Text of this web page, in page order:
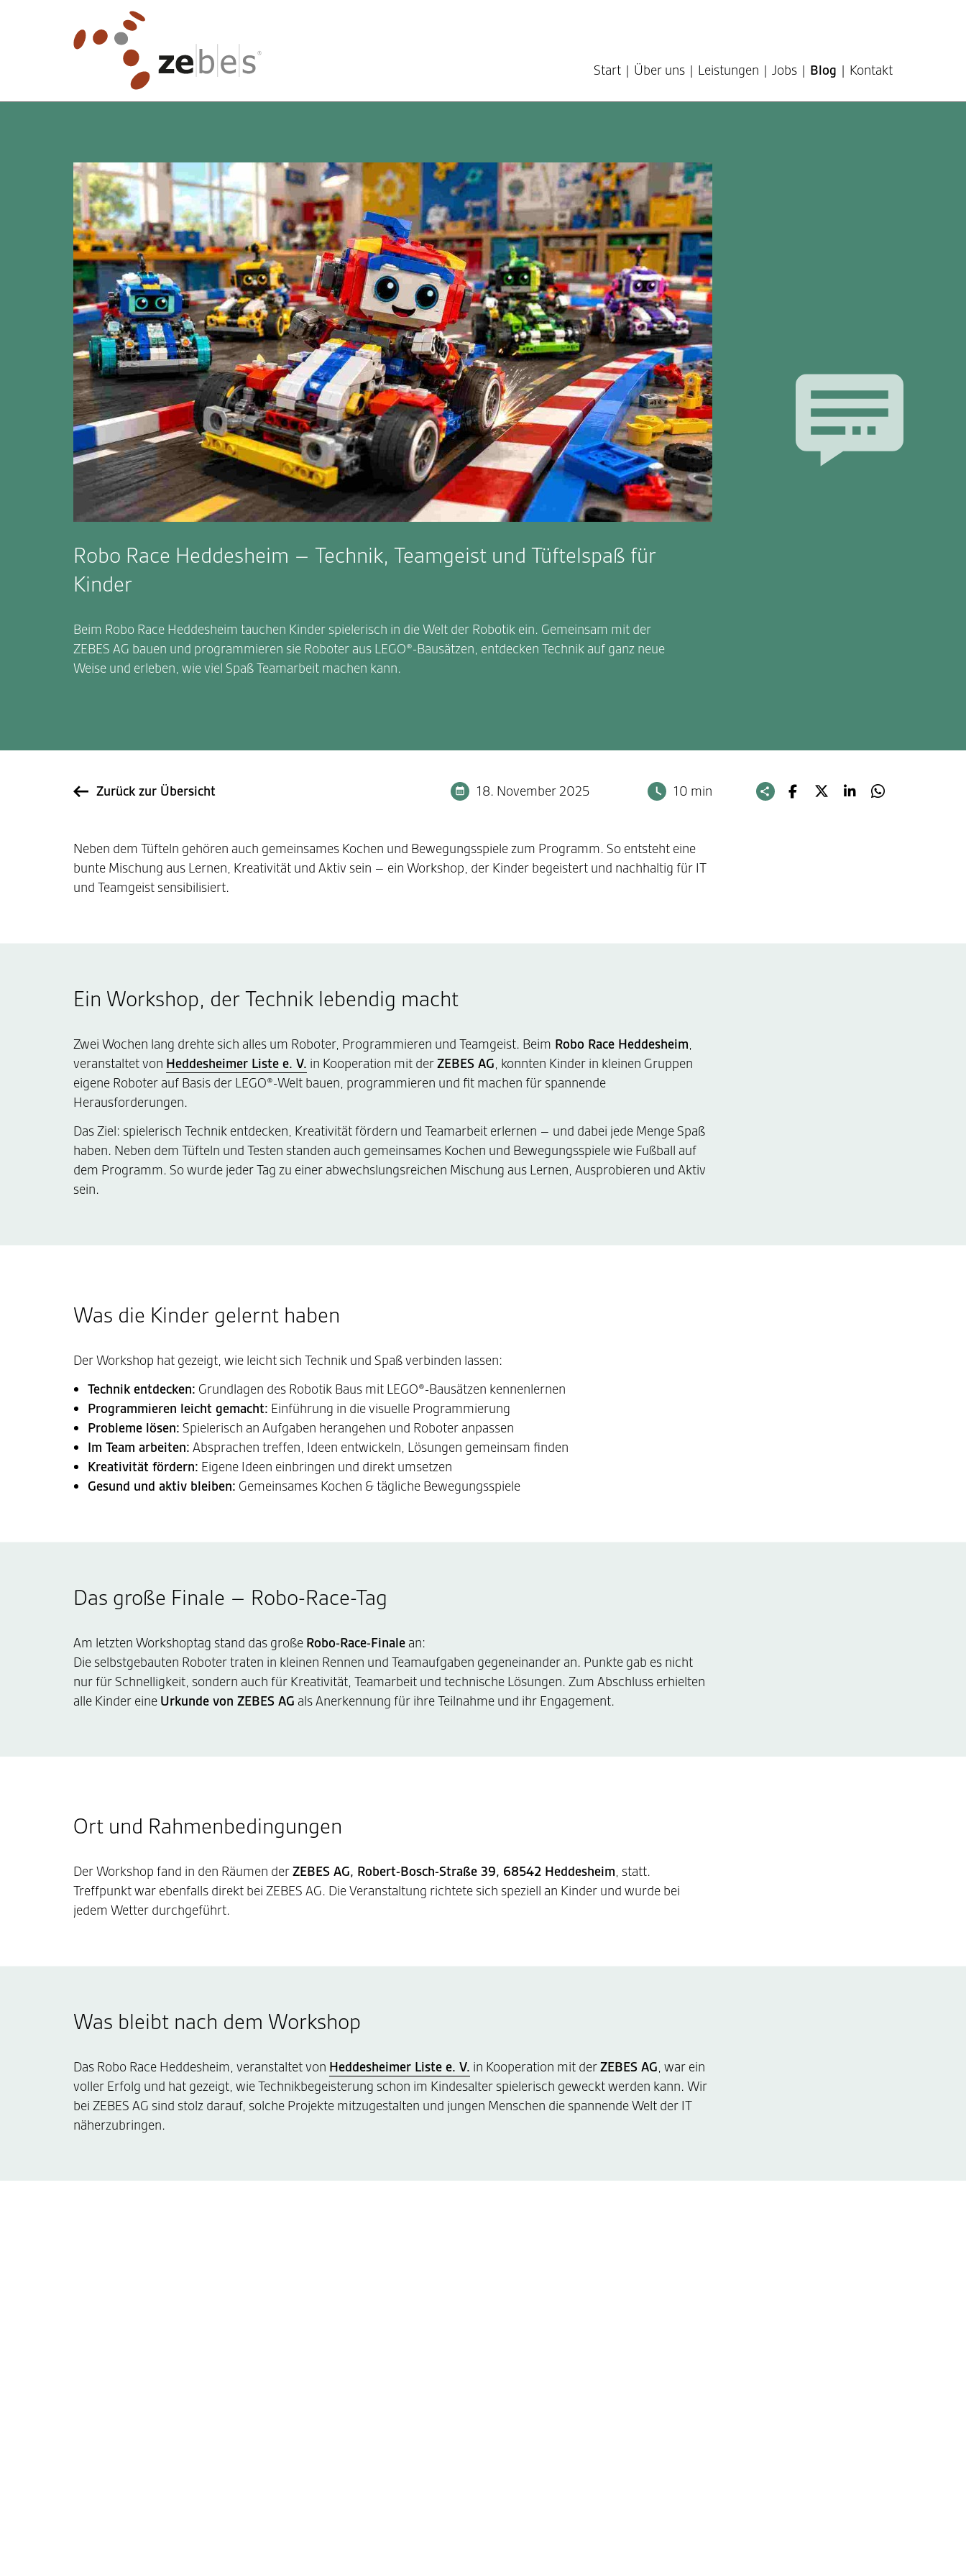
Start Über uns Leistungen Jobs Blog Kontakt
Robo Race Heddesheim – Technik, Teamgeist und Tüftelspaß für
Kinder
Beim Robo Race Heddesheim tauchen Kinder spielerisch in die Welt der Robotik ein. Gemeinsam mit der
ZEBES AG bauen und programmieren sie Roboter aus LEGO®-Bausätzen, entdecken Technik auf ganz neue
Weise und erleben, wie viel Spaß Teamarbeit machen kann.
Zurück zur Übersicht 18. November 2025 10 min
Neben dem Tüfteln gehören auch gemeinsames Kochen und Bewegungsspiele zum Programm. So entsteht eine
bunte Mischung aus Lernen, Kreativität und Aktiv sein – ein Workshop, der Kinder begeistert und nachhaltig für IT
und Teamgeist sensibilisiert.
Ein Workshop, der Technik lebendig macht
Zwei Wochen lang drehte sich alles um Roboter, Programmieren und Teamgeist. Beim Robo Race Heddesheim,
veranstaltet von Heddesheimer Liste e. V. in Kooperation mit derZEBES AG, konnten Kinder in kleinen Gruppen
eigene Roboter auf Basis der LEGO®-Welt bauen, programmieren und fit machen für spannende
Herausforderungen.
Das Ziel: spielerisch Technik entdecken, Kreativität fördern und Teamarbeit erlernen – und dabei jede Menge Spaß
haben. Neben dem Tüfteln und Testen standen auch gemeinsames Kochen und Bewegungsspiele wie Fußball auf
dem Programm. So wurde jeder Tag zu einer abwechslungsreichen Mischung aus Lernen, Ausprobieren und Aktiv
sein.
Was die Kinder gelernt haben
Der Workshop hat gezeigt, wie leicht sich Technik und Spaß verbinden lassen:
Technik entdecken: Grundlagen des Robotik Baus mit LEGO®-Bausätzen kennenlernen
Programmieren leicht gemacht: Einführung in die visuelle Programmierung
Probleme lösen: Spielerisch an Aufgaben herangehen und Roboter anpassen
Im Team arbeiten: Absprachen treffen, Ideen entwickeln, Lösungen gemeinsam finden
Kreativität fördern: Eigene Ideen einbringen und direkt umsetzen
Gesund und aktiv bleiben: Gemeinsames Kochen & tägliche Bewegungsspiele
Das große Finale – Robo-Race-Tag
Am letzten Workshoptag stand das große Robo-Race-Finalean:
Die selbstgebauten Roboter traten in kleinen Rennen und Teamaufgaben gegeneinander an. Punkte gab es nicht
nur für Schnelligkeit, sondern auch für Kreativität, Teamarbeit und technische Lösungen. Zum Abschluss erhielten
alle Kinder eine Urkunde von ZEBES AG als Anerkennung für ihre Teilnahme und ihr Engagement.
Ort und Rahmenbedingungen
Der Workshop fand in den Räumen derZEBES AG, Robert-Bosch-Straße 39, 68542 Heddesheim, statt.
Treffpunkt war ebenfalls direkt bei ZEBES AG. Die Veranstaltung richtete sich speziell an Kinder und wurde bei
jedem Wetter durchgeführt.
Was bleibt nach dem Workshop
Das Robo Race Heddesheim, veranstaltet von Heddesheimer Liste e. V. in Kooperation mit derZEBES AG, war ein
voller Erfolg und hat gezeigt, wie Technikbegeisterung schon im Kindesalter spielerisch geweckt werden kann. Wir
bei ZEBES AG sind stolz darauf, solche Projekte mitzugestalten und jungen Menschen die spannende Welt der IT
näherzubringen.